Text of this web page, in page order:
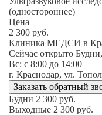
(одностороннее)
Цена
2 300 руб.
Клиника МЕДСИ в
Сейчас открыто
Вс: c 8:00 до 14:00
г. Краснодар, ул.
Заказать обратный
Будни 2 300 руб.
Выходные 2 300 руб.